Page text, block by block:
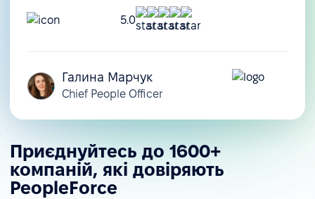
5.0
Галина Марчук
Chief People Officer
Приєднуйтесь до 1600+
компаній, які довіряють
PeopleForce